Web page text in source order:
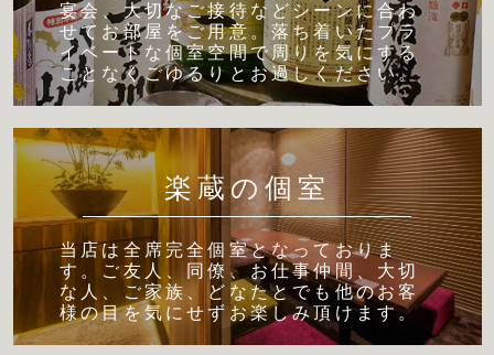
宴会、大切なご接待などシーンに合わ
せてお部屋をご用意。落ち着いたプラ
イベートな個室空間で周りを気にする
ことなくごゆるりとお過しください。
楽蔵の個室
当店は全席完全個室となっておりま
す。ご友人、同僚、お仕事仲間、大切
な人、ご家族、どなたとでも他のお客
様の目を気にせずお楽しみ頂けます。